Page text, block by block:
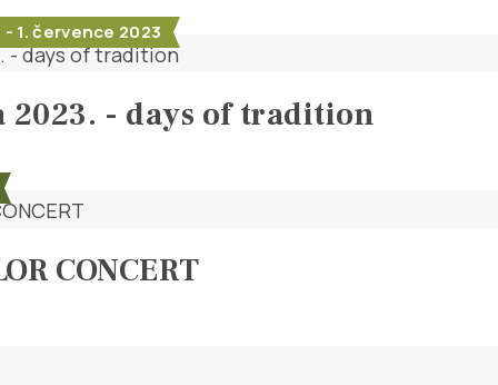
1. července 2023
2023. - days of tradition
CONCERT